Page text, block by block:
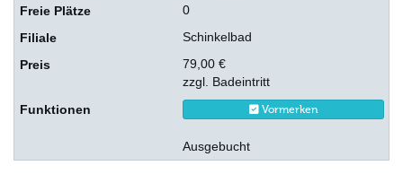
0
Schinkelbad
79,00 €
zzgl. Badeintritt
Vormerken
Ausgebucht